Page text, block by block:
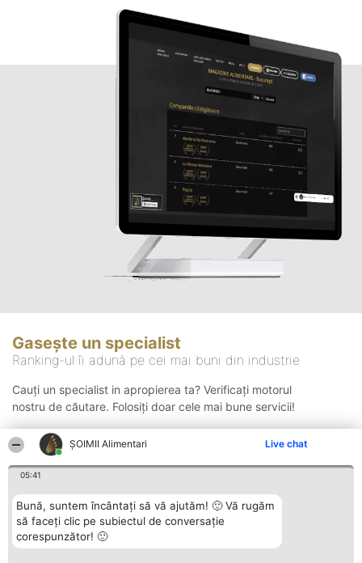
ŞOIMII Alimentari Live chat
05:41
Bună, suntem încântați să vă ajutăm! 🙂 Vă rugăm
să faceți clic pe subiectul de conversație
corespunzător! 🙂
Gasește un specialist
Ranking-ul îi adună pe cei mai buni din industrie
Cauți un specialist in apropierea ta? Verificați motorul
nostru de căutare. Folosiți doar cele mai bune servicii!